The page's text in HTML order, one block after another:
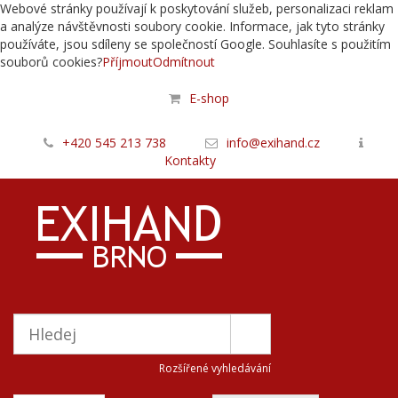
Webové stránky používají k poskytování služeb, personalizaci reklam
a analýze návštěvnosti soubory cookie. Informace, jak tyto stránky
používáte, jsou sdíleny se společností Google. Souhlasíte s použitím
souborů cookies?PříjmoutOdmítnout
E-shop
+420 545 213 738
info@exihand.cz
Kontakty
Rozšířené vyhledávání